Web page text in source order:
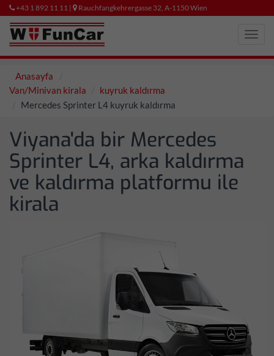
+43 1 892 11 11 | Rauchfangkehrergasse 32, A-1150 Wien
Anasayfa
Van/Minivan kirala
kuyruk kaldırma
Mercedes Sprinter L4 kuyruk kaldırma
Viyana'da bir Mercedes
Sprinter L4, arka kaldırma
ve kaldırma platformu ile
kirala